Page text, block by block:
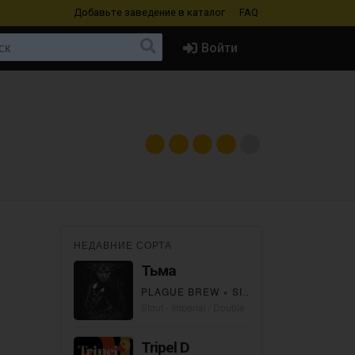
Добавьте заведение в каталог FAQ
Войти
НЕДАВНИЕ СОРТА
Тьма
PLAGUE BREW × SILENT JAZZ BREW
Tripel D